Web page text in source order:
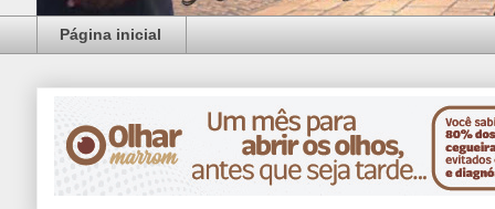
Página inicial